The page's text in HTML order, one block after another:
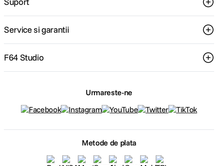
Service si garantii
F64 Studio
Urmareste-ne
Metode de plata